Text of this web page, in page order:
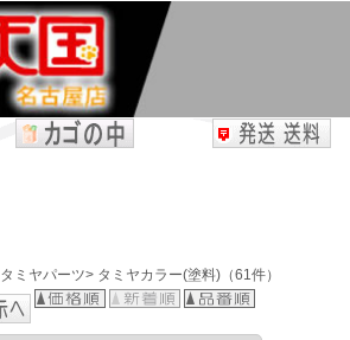
タミヤパーツ> タミヤカラー(塗料)（61件）